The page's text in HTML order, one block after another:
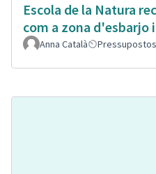
Escola de la Natura
com a zona d'esbarjo
Anna Català